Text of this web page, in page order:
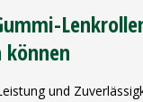
und